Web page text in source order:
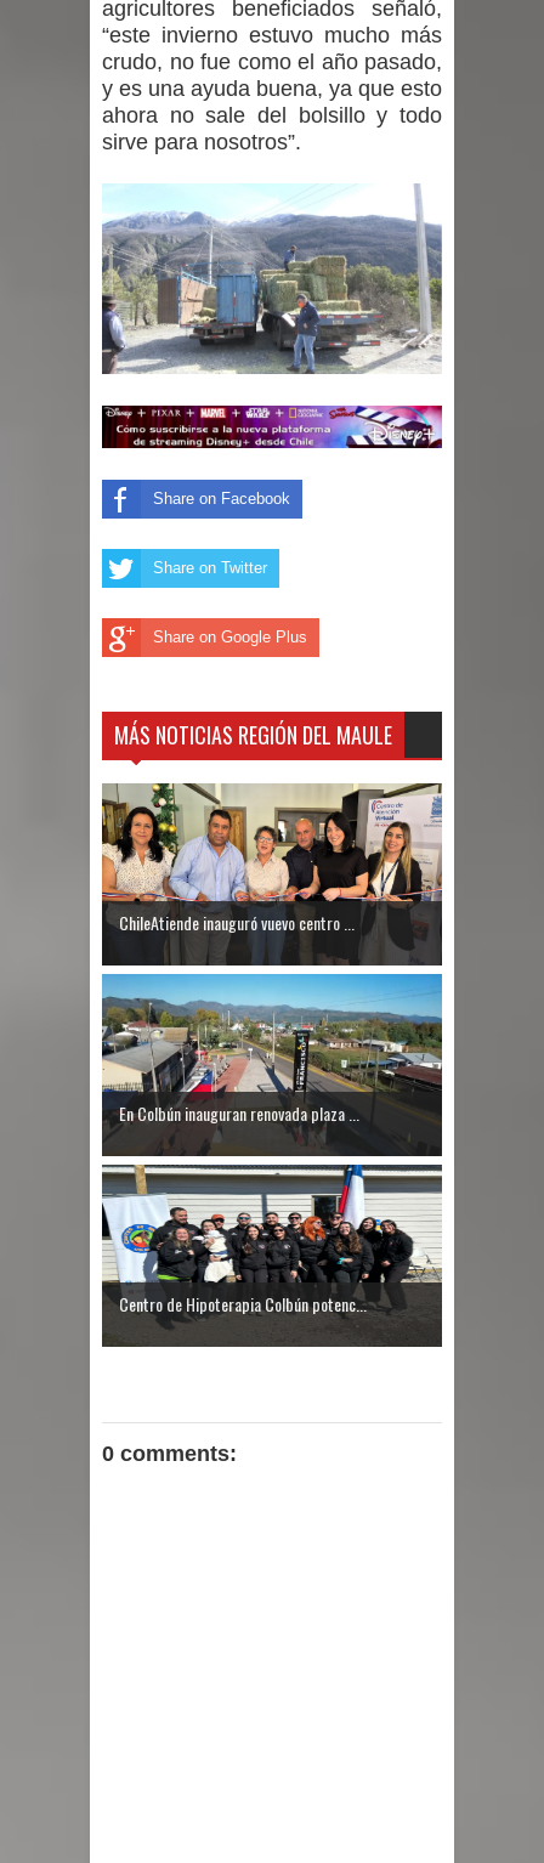
agricultores beneficiados señaló,
“este invierno estuvo mucho más
crudo, no fue como el año pasado,
y es una ayuda buena, ya que esto
ahora no sale del bolsillo y todo
sirve para nosotros”.
Share on Facebook
Share on Twitter
Share on Google Plus
MÁS NOTICIAS REGIÓN DEL MAULE
ChileAtiende inauguró vuevo centro ...
En Colbún inauguran renovada plaza ...
Centro de Hipoterapia Colbún potenc...
0 comments: